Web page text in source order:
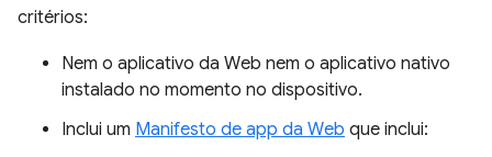
critérios:
Nem o aplicativo da Web nem o aplicativo nativo
instalado no momento no dispositivo.
Inclui um Manifesto de app da Web que inclui: